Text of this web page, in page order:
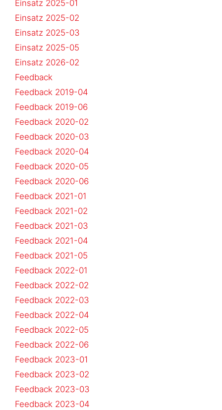
Einsatz 2025-01
Einsatz 2025-02
Einsatz 2025-03
Einsatz 2025-05
Einsatz 2026-02
Feedback
Feedback 2019-04
Feedback 2019-06
Feedback 2020-02
Feedback 2020-03
Feedback 2020-04
Feedback 2020-05
Feedback 2020-06
Feedback 2021-01
Feedback 2021-02
Feedback 2021-03
Feedback 2021-04
Feedback 2021-05
Feedback 2022-01
Feedback 2022-02
Feedback 2022-03
Feedback 2022-04
Feedback 2022-05
Feedback 2022-06
Feedback 2023-01
Feedback 2023-02
Feedback 2023-03
Feedback 2023-04